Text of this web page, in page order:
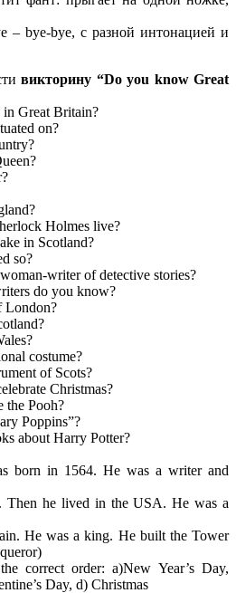
– bye-bye, с разной интонацией и
викторину “Do you know Great
in Great Britain?
on?
Holmes live?
in Scotland?
so?
writer of detective stories?
do you know?
London?
costume?
of Scots?
Christmas?
the Pooh?
Poppins”?
about Harry Potter?
born in 1564. He was a writer and
Then he lived in the USA. He was a
He was a king. He built the Tower
correct order: a)New Year’s Day,
Day, d) Christmas